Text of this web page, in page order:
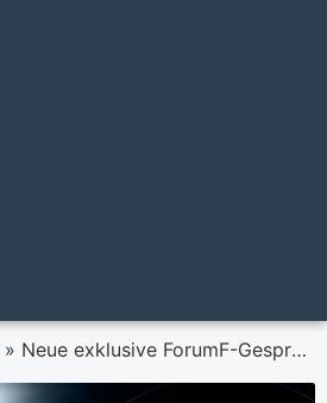
» Neue exklusive ForumF-Gesprächsserie: Big Interview